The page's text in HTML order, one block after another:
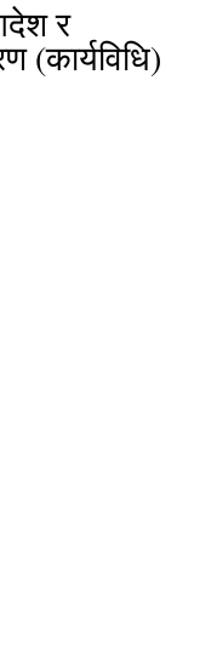
र
(कार्यविधि)